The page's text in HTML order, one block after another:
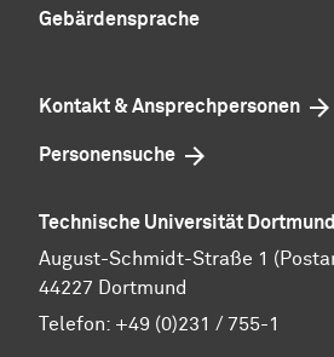
Gebärdensprache
Kontakt & Ansprechpersonen
Personensuche
Technische Universität Dortmund
August-Schmidt-Straße 1
44227 Dortmund
Telefon: +49 (0)231 / 755-1